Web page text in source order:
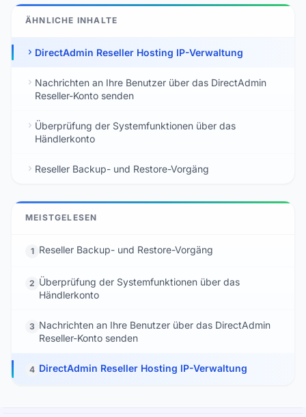
ÄHNLICHE INHALTE
DirectAdmin Reseller Hosting IP-Verwaltung
Nachrichten an Ihre Benutzer über das DirectAdmin
Reseller-Konto senden
Überprüfung der Systemfunktionen über das
Händlerkonto
Reseller Backup- und Restore-Vorgäng
MEISTGELESEN
1 Reseller Backup- und Restore-Vorgäng
2 Überprüfung der Systemfunktionen über das
Händlerkonto
3 Nachrichten an Ihre Benutzer über das DirectAdmin
Reseller-Konto senden
4 DirectAdmin Reseller Hosting IP-Verwaltung